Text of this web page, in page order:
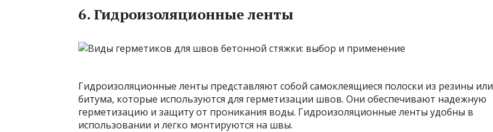
6. Гидроизоляционные ленты
Гидроизоляционные ленты представляют собой самоклеящиеся полоски из резины или
битума, которые используются для герметизации швов. Они обеспечивают надежную
герметизацию и защиту от проникания воды. Гидроизоляционные ленты удобны в
использовании и легко монтируются на швы.